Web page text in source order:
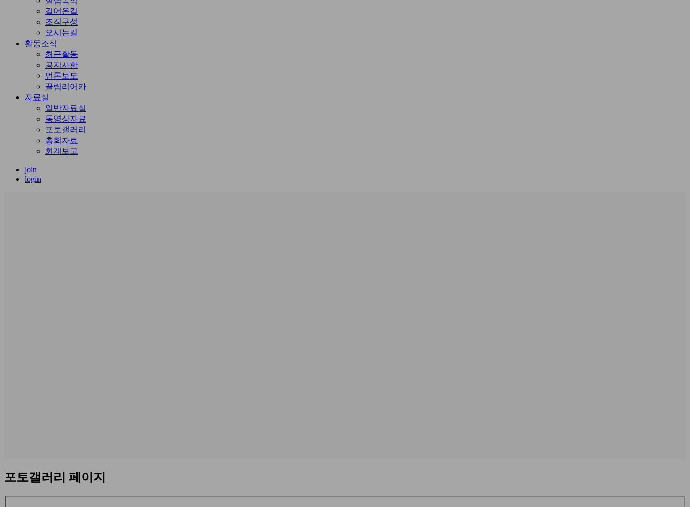
걸어온길
조직구성
오시는길
활동소식
최근활동
공지사항
언론보도
끌림리어카
자료실
일반자료실
동영상자료
포토갤러리
총회자료
회계보고
join
login
포토갤러리 페이지